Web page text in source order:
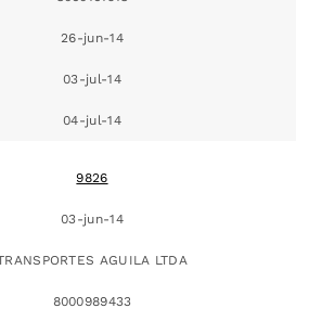
26-jun-14
03-jul-14
04-jul-14
9826
03-jun-14
AGUILA LTDA
8000989433